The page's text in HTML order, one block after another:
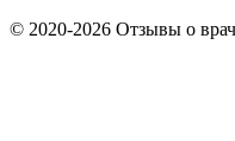
© 2020-2026 Отзывы о